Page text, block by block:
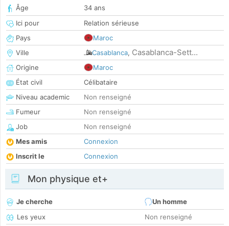
Âge
34 ans
Ici pour
Relation sérieuse
Pays
Maroc
Ville
Casablanca, Casablanca-Sett...
Origine
Maroc
État civil
Célibataire
Niveau academic
Non renseigné
Fumeur
Non renseigné
Job
Non renseigné
Mes amis
Connexion
Inscrit le
Connexion
Mon physique et+
Je cherche
Un homme
Les yeux
Non renseigné